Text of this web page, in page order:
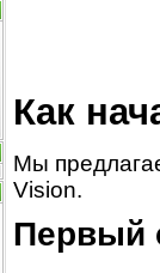
Как
Мы
Vision.
Первый